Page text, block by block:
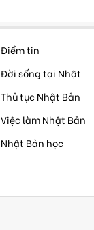
Điểm tin
Đời sống tại Nhật
Thủ tục Nhật Bản
Việc làm Nhật Bản
Nhật Bản học